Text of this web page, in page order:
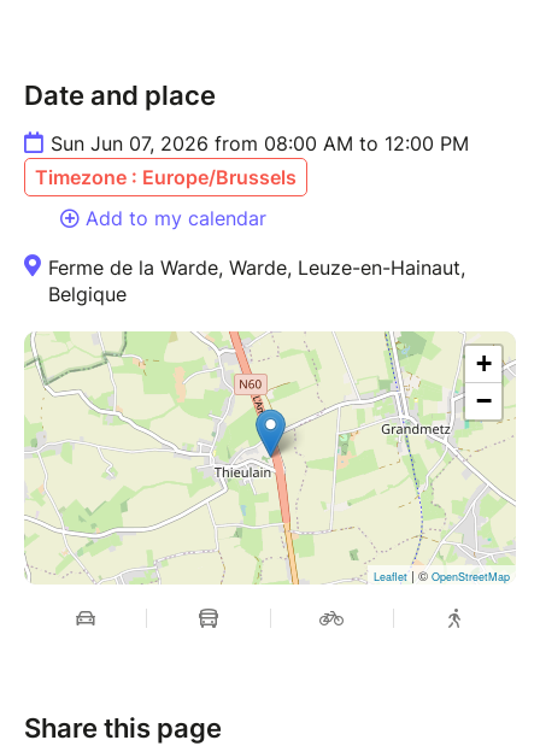
Date and place
Sun Jun 07, 2026 from 08:00 AM to 12:00 PM
Timezone : Europe/Brussels
Add to my calendar
Ferme de la Warde, Warde, Leuze-en-Hainaut,
Belgique
+
−
Leaflet| © OpenStreetMap
Share this page